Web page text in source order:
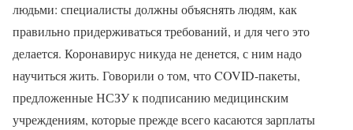
людьми: специалисты должны объяснять людям, как
правильно придерживаться требований, и для чего это
делается. Коронавирус никуда не денется, с ним надо
научиться жить. Говорили о том, что COVID-пакеты,
предложенные НСЗУ к подписанию медицинским
учреждениям, которые прежде всего касаются зарплаты